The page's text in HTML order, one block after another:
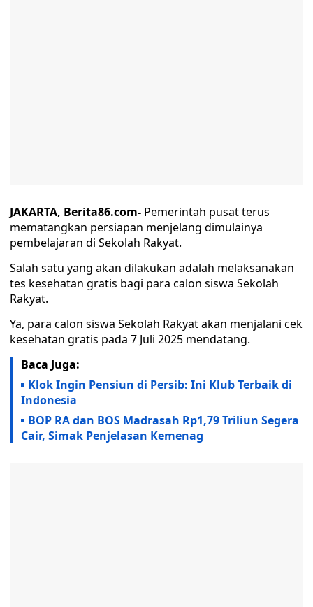
JAKARTA, Berita86.com- Pemerintah pusat terus
mematangkan persiapan menjelang dimulainya
pembelajaran di Sekolah Rakyat.
Salah satu yang akan dilakukan adalah melaksanakan
tes kesehatan gratis bagi para calon siswa Sekolah
Rakyat.
Ya, para calon siswa Sekolah Rakyat akan menjalani cek
kesehatan gratis pada 7 Juli 2025 mendatang.
Baca Juga:
Klok Ingin Pensiun di Persib: Ini Klub Terbaik di
Indonesia
BOP RA dan BOS Madrasah Rp1,79 Triliun Segera
Cair, Simak Penjelasan Kemenag